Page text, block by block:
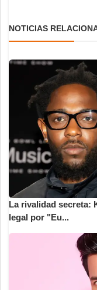
NOTICIAS
La rivalidad secreta:
legal por "Eu...